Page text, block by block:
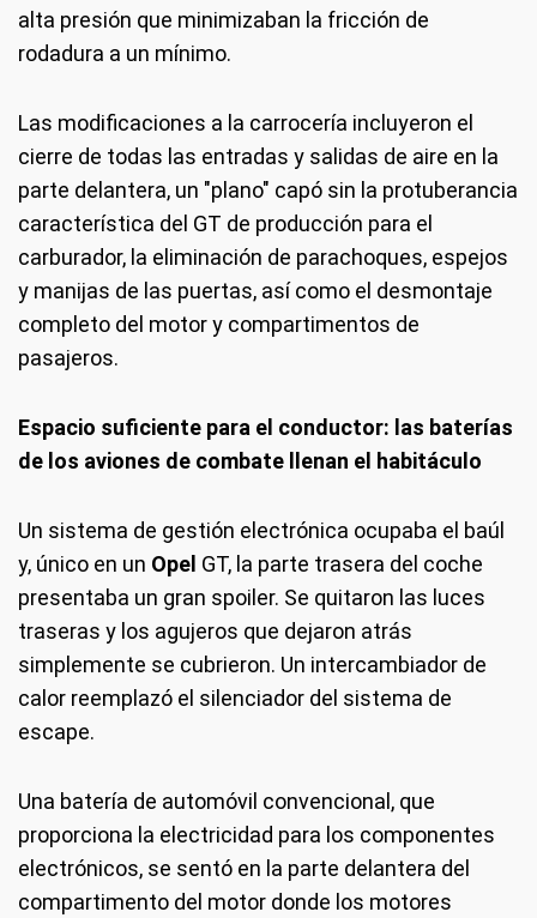
alta presión que minimizaban la fricción de
rodadura a un mínimo.
Las modificaciones a la carrocería incluyeron el
cierre de todas las entradas y salidas de aire en la
parte delantera, un "plano" capó sin la protuberancia
característica del GT de producción para el
carburador, la eliminación de parachoques, espejos
y manijas de las puertas, así como el desmontaje
completo del motor y compartimentos de
pasajeros.
Espacio suficiente para el conductor: las baterías
de los aviones de combate llenan el habitáculo
Un sistema de gestión electrónica ocupaba el baúl
y, único en un Opel GT, la parte trasera del coche
presentaba un gran spoiler. Se quitaron las luces
traseras y los agujeros que dejaron atrás
simplemente se cubrieron. Un intercambiador de
calor reemplazó el silenciador del sistema de
escape.
Una batería de automóvil convencional, que
proporciona la electricidad para los componentes
electrónicos, se sentó en la parte delantera del
compartimento del motor donde los motores